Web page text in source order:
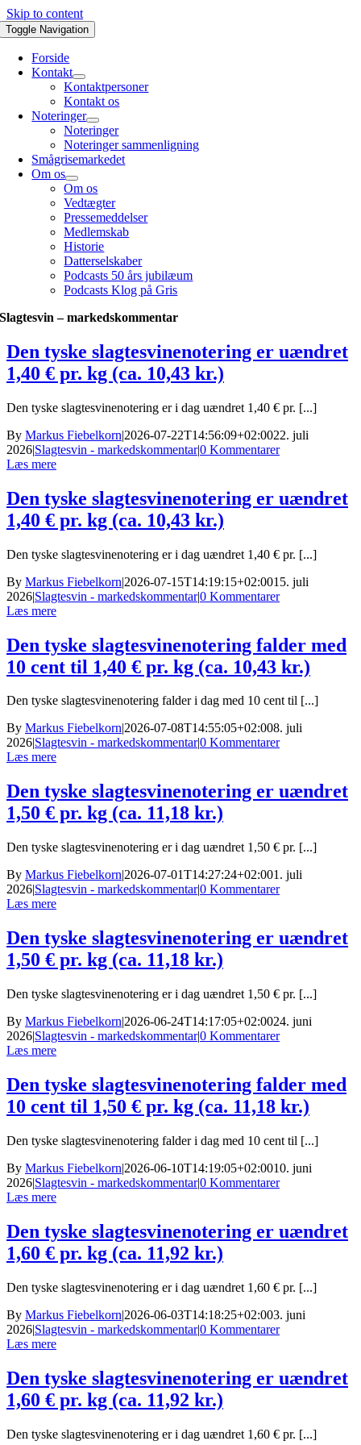
Skip to content
Toggle Navigation
Forside
Kontakt
Kontaktpersoner
Kontakt os
Noteringer
Noteringer
Noteringer sammenligning
Smågrisemarkedet
Om os
Om os
Vedtægter
Pressemeddelser
Medlemskab
Historie
Datterselskaber
Podcasts 50 års jubilæum
Podcasts Klog på Gris
Slagtesvin – markedskommentar
Den tyske slagtesvinenotering er uændret
1,40 € pr. kg (ca. 10,43 kr.)
Den tyske slagtesvinenotering er i dag uændret 1,40 € pr. [...]
By Markus Fiebelkorn|2026-07-22T14:56:09+02:0022. juli
2026|Slagtesvin - markedskommentar|0 Kommentarer
Læs mere
Den tyske slagtesvinenotering er uændret
1,40 € pr. kg (ca. 10,43 kr.)
Den tyske slagtesvinenotering er i dag uændret 1,40 € pr. [...]
By Markus Fiebelkorn|2026-07-15T14:19:15+02:0015. juli
2026|Slagtesvin - markedskommentar|0 Kommentarer
Læs mere
Den tyske slagtesvinenotering falder med
10 cent til 1,40 € pr. kg (ca. 10,43 kr.)
Den tyske slagtesvinenotering falder i dag med 10 cent til [...]
By Markus Fiebelkorn|2026-07-08T14:55:05+02:008. juli
2026|Slagtesvin - markedskommentar|0 Kommentarer
Læs mere
Den tyske slagtesvinenotering er uændret
1,50 € pr. kg (ca. 11,18 kr.)
Den tyske slagtesvinenotering er i dag uændret 1,50 € pr. [...]
By Markus Fiebelkorn|2026-07-01T14:27:24+02:001. juli
2026|Slagtesvin - markedskommentar|0 Kommentarer
Læs mere
Den tyske slagtesvinenotering er uændret
1,50 € pr. kg (ca. 11,18 kr.)
Den tyske slagtesvinenotering er i dag uændret 1,50 € pr. [...]
By Markus Fiebelkorn|2026-06-24T14:17:05+02:0024. juni
2026|Slagtesvin - markedskommentar|0 Kommentarer
Læs mere
Den tyske slagtesvinenotering falder med
10 cent til 1,50 € pr. kg (ca. 11,18 kr.)
Den tyske slagtesvinenotering falder i dag med 10 cent til [...]
By Markus Fiebelkorn|2026-06-10T14:19:05+02:0010. juni
2026|Slagtesvin - markedskommentar|0 Kommentarer
Læs mere
Den tyske slagtesvinenotering er uændret
1,60 € pr. kg (ca. 11,92 kr.)
Den tyske slagtesvinenotering er i dag uændret 1,60 € pr. [...]
By Markus Fiebelkorn|2026-06-03T14:18:25+02:003. juni
2026|Slagtesvin - markedskommentar|0 Kommentarer
Læs mere
Den tyske slagtesvinenotering er uændret
1,60 € pr. kg (ca. 11,92 kr.)
Den tyske slagtesvinenotering er i dag uændret 1,60 € pr. [...]